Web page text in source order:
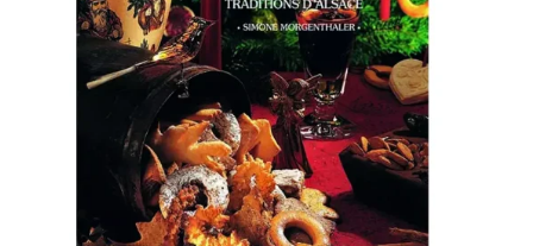
Spaetzle à réaliser avec unerâpe à spaetzle
Le maraîchage en Alsace
Tarte aux asperges et chèvre frais
Soupe de pommes de terre
Soupe aux pois cassés